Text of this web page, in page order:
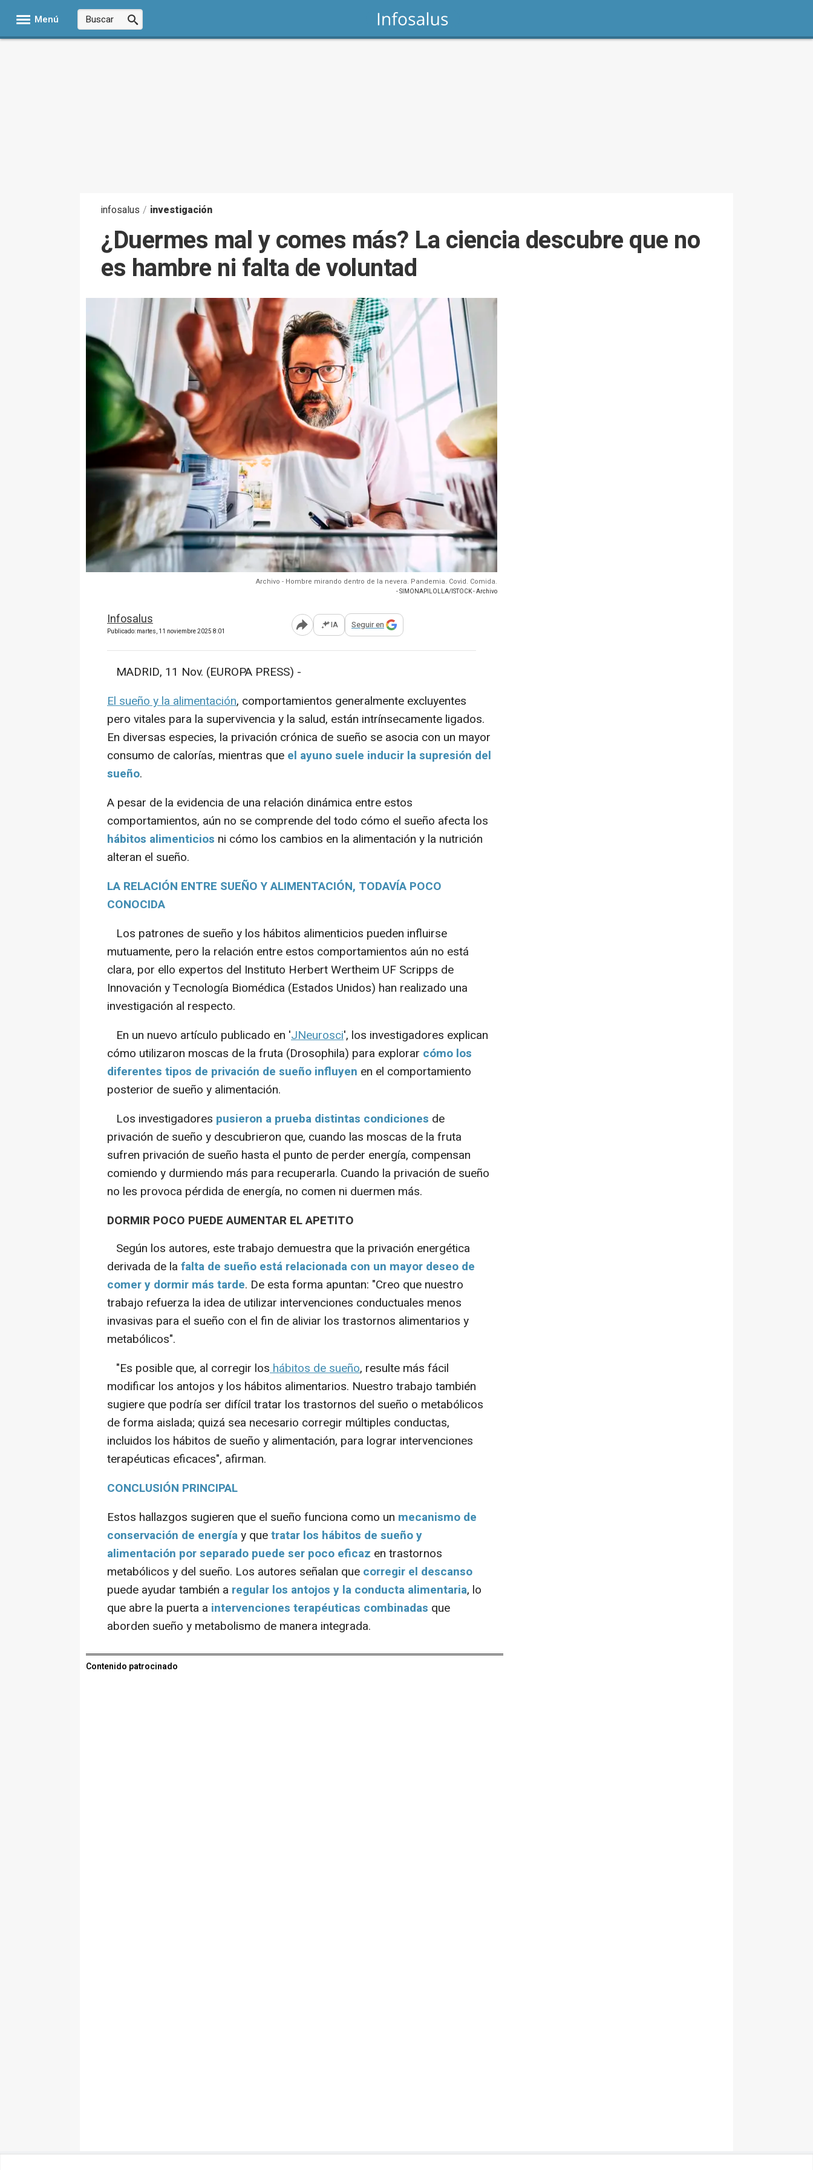
Menú
infosalus / investigación
¿Duermes mal y comes más? La ciencia descubre que no
es hambre ni falta de voluntad
Archivo - Hombre mirando dentro de la nevera. Pandemia. Covid. Comida.
- SIMONAPILOLLA/ISTOCK - Archivo
Infosalus
Publicado: martes, 11 noviembre 2025 8:01 Abrir opciones para compartir
IA Seguir en
MADRID, 11 Nov. (EUROPA PRESS) -
El sueño y la alimentación, comportamientos generalmente excluyentes
pero vitales para la supervivencia y la salud, están intrínsecamente ligados.
En diversas especies, la privación crónica de sueño se asocia con un mayor
consumo de calorías, mientras que el ayuno suele inducir la supresión del
sueño.
A pesar de la evidencia de una relación dinámica entre estos
comportamientos, aún no se comprende del todo cómo el sueño afecta los
hábitos alimenticios ni cómo los cambios en la alimentación y la nutrición
alteran el sueño.
LA RELACIÓN ENTRE SUEÑO Y ALIMENTACIÓN, TODAVÍA POCO
CONOCIDA
Los patrones de sueño y los hábitos alimenticios pueden influirse
mutuamente, pero la relación entre estos comportamientos aún no está
clara, por ello expertos del Instituto Herbert Wertheim UF Scripps de
Innovación y Tecnología Biomédica (Estados Unidos) han realizado una
investigación al respecto.
En un nuevo artículo publicado en 'JNeurosci', los investigadores explican
cómo utilizaron moscas de la fruta (Drosophila) para explorar cómo los
diferentes tipos de privación de sueño influyen en el comportamiento
posterior de sueño y alimentación.
Los investigadores pusieron a prueba distintas condiciones de
privación de sueño y descubrieron que, cuando las moscas de la fruta
sufren privación de sueño hasta el punto de perder energía, compensan
comiendo y durmiendo más para recuperarla. Cuando la privación de sueño
no les provoca pérdida de energía, no comen ni duermen más.
DORMIR POCO PUEDE AUMENTAR EL APETITO
Según los autores, este trabajo demuestra que la privación energética
derivada de la falta de sueño está relacionada con un mayor deseo de
comer y dormir más tarde. De esta forma apuntan: "Creo que nuestro
trabajo refuerza la idea de utilizar intervenciones conductuales menos
invasivas para el sueño con el fin de aliviar los trastornos alimentarios y
metabólicos".
"Es posible que, al corregir loshábitos de sueño, resulte más fácil
modificar los antojos y los hábitos alimentarios. Nuestro trabajo también
sugiere que podría ser difícil tratar los trastornos del sueño o metabólicos
de forma aislada; quizá sea necesario corregir múltiples conductas,
incluidos los hábitos de sueño y alimentación, para lograr intervenciones
terapéuticas eficaces", afirman.
CONCLUSIÓN PRINCIPAL
Estos hallazgos sugieren que el sueño funciona como un mecanismo de
conservación de energíay quetratar los hábitos de sueño y
alimentación por separado puede ser poco eficaz en trastornos
metabólicos y del sueño. Los autores señalan que corregir el descanso
puede ayudar también a regular los antojos y la conducta alimentaria, lo
que abre la puerta a intervenciones terapéuticas combinadas que
aborden sueño y metabolismo de manera integrada.
Contenido patrocinado